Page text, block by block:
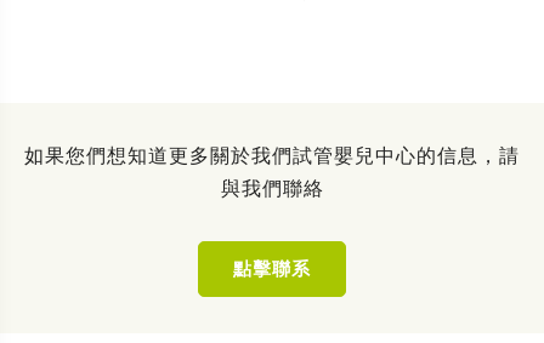
如果您們想知道更多關於我們試管嬰兒中心的信息，請
與我們聯絡
點擊聯系